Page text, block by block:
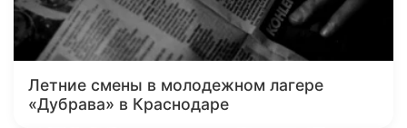
Летние смены в молодежном лагере
«Дубрава» в Краснодаре